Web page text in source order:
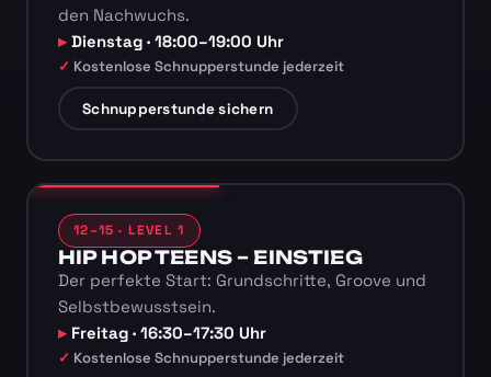
den Nachwuchs.
Dienstag · 18:00–19:00 Uhr
Kostenlose Schnupperstunde jederzeit
Schnupperstunde sichern
12–15 · LEVEL 1
HIP HOP TEENS – EINSTIEG
Der perfekte Start: Grundschritte, Groove und
Selbstbewusstsein.
Freitag · 16:30–17:30 Uhr
Kostenlose Schnupperstunde jederzeit